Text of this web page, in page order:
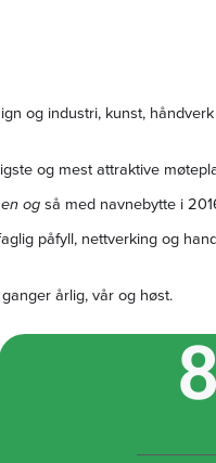
og industri, kunst,
og mest attraktive
også med navnebytte i
påfyll, nettverking og
årlig, vår og høst.